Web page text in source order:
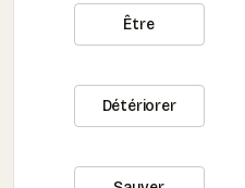
Être
Détériorer